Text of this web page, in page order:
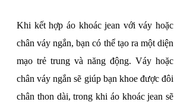
Khi kết hợp áo khoác jean với váy hoặc
chân váy ngắn, bạn có thể tạo ra một diện
mạo trẻ trung và năng động. Váy hoặc
chân váy ngắn sẽ giúp bạn khoe được đôi
chân thon dài, trong khi áo khoác jean sẽ